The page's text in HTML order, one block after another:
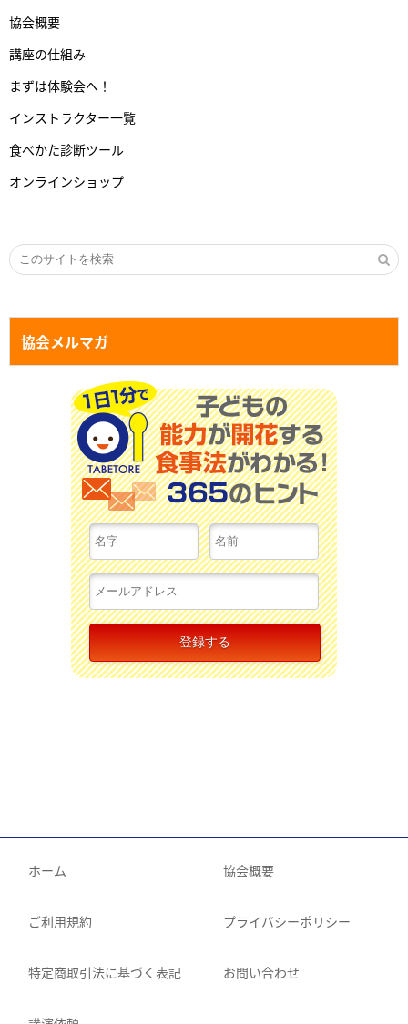
協会概要
講座の仕組み
まずは体験会へ！
インストラクター一覧
食べかた診断ツール
オンラインショップ
協会メルマガ
ホーム 協会概要
ご利用規約 プライバシーポリシー
特定商取引法に基づく表記 お問い合わせ